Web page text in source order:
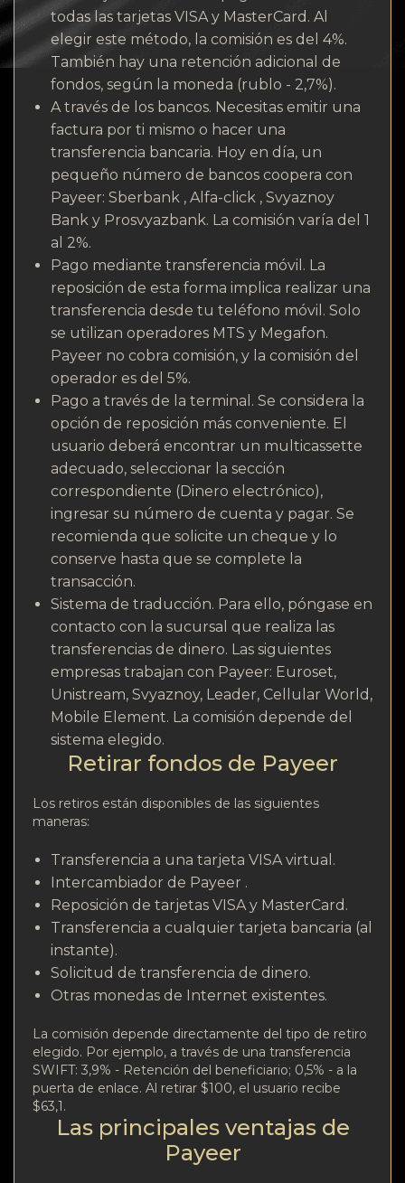
todas las tarjetas VISA y MasterCard. Al
elegir este método, la comisión es del 4%.
También hay una retención adicional de
fondos, según la moneda (rublo - 2,7%).
A través de los bancos. Necesitas emitir una
factura por ti mismo o hacer una
transferencia bancaria. Hoy en día, un
pequeño número de bancos coopera con
Payeer: Sberbank , Alfa-click , Svyaznoy
Bank y Prosvyazbank. La comisión varía del 1
al 2%.
Pago mediante transferencia móvil. La
reposición de esta forma implica realizar una
transferencia desde tu teléfono móvil. Solo
se utilizan operadores MTS y Megafon.
Payeer no cobra comisión, y la comisión del
operador es del 5%.
Pago a través de la terminal. Se considera la
opción de reposición más conveniente. El
usuario deberá encontrar un multicassette
adecuado, seleccionar la sección
correspondiente (Dinero electrónico),
ingresar su número de cuenta y pagar. Se
recomienda que solicite un cheque y lo
conserve hasta que se complete la
transacción.
Sistema de traducción. Para ello, póngase en
contacto con la sucursal que realiza las
transferencias de dinero. Las siguientes
empresas trabajan con Payeer: Euroset,
Unistream, Svyaznoy, Leader, Cellular World,
Mobile Element. La comisión depende del
sistema elegido.
Retirar fondos de Payeer
Los retiros están disponibles de las siguientes
maneras:
Transferencia a una tarjeta VISA virtual.
Intercambiador de Payeer .
Reposición de tarjetas VISA y MasterCard.
Transferencia a cualquier tarjeta bancaria (al
instante).
Solicitud de transferencia de dinero.
Otras monedas de Internet existentes.
La comisión depende directamente del tipo de retiro
elegido. Por ejemplo, a través de una transferencia
SWIFT: 3,9% - Retención del beneficiario; 0,5% - a la
puerta de enlace. Al retirar $100, el usuario recibe
$63,1.
Las principales ventajas de
Payeer